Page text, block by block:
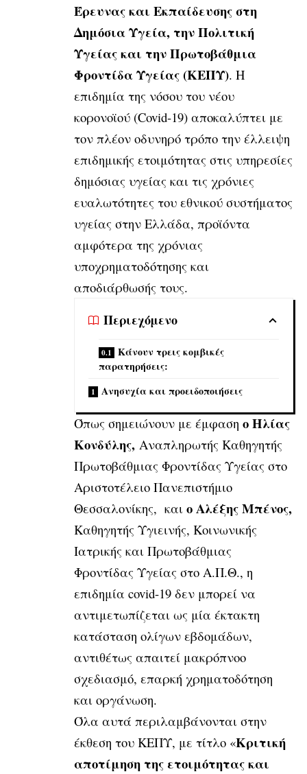
Έρευνας και Εκπαίδευσης στη
Δημόσια Υγεία, την Πολιτική
Υγείας και την Πρωτοβάθμια
Φροντίδα Υγείας (ΚΕΠΥ). Η
επιδημία της νόσου του νέου
κορoνoϊού (Covid-19) αποκαλύπτει με
τον πλέον οδυνηρό τρόπο την έλλειψη
επιδημικής ετοιμότητας στις υπηρεσίες
δημόσιας υγείας και τις χρόνιες
ευαλωτότητες του εθνικού συστήματος
υγείας στην Ελλάδα, προϊόντα
αμφότερα της χρόνιας
υποχρηματοδότησης και
αποδιάρθωσής τους.
Περιεχόμενο
Κάνουν τρεις κομβικές
παρατηρήσεις:
Ανησυχία και προειδοποιήσεις
Όπως σημειώνουν με έμφαση ο Ηλίας
Κονδύλης, Αναπληρωτής Καθηγητής
Πρωτοβάθμιας Φροντίδας Υγείας στο
Αριστοτέλειο Πανεπιστήμιο
Θεσσαλονίκης, και ο Αλέξης Μπένος,
Καθηγητής Υγιεινής, Κοινωνικής
Ιατρικής και Πρωτοβάθμιας
Φροντίδας Υγείας στο Α.Π.Θ., η
επιδημία covid-19 δεν μπορεί να
αντιμετωπίζεται ως μία έκτακτη
κατάσταση ολίγων εβδομάδων,
αντιθέτως απαιτεί μακρόπνοο
σχεδιασμό, επαρκή χρηματοδότηση
και οργάνωση.
Όλα αυτά περιλαμβάνονται στην
έκθεση του ΚΕΠΥ, με τίτλο «Κριτική
αποτίμηση της ετοιμότητας και